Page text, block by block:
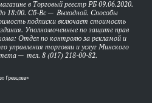
в Торговый реестр РБ 09.06.2020.
Сб-Вс — Выходной. Способы
подписки включает стоимость
Уполномоченные по защите прав
Отдел по контролю за рекламой и
управления торговли и услуг Минского
— тел. 8 (017) 218-00-82.